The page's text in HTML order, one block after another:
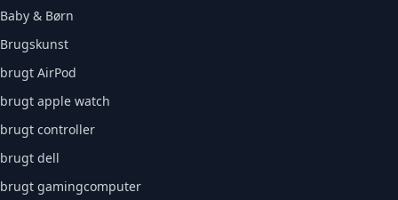
Baby & Børn
Brugskunst
brugt AirPod
brugt apple watch
brugt controller
brugt dell
brugt gamingcomputer